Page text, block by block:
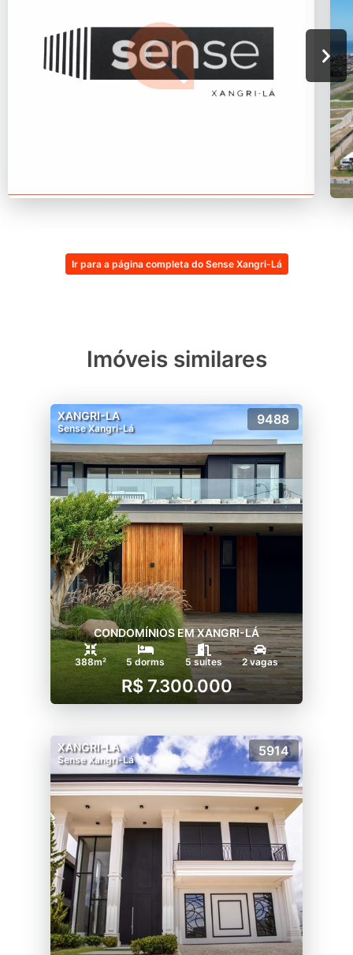
Ir para a página completa do Sense Xangri-Lá
Imóveis similares
XANGRI-LA
Sense Xangri-Lá
9488
CONDOMÍNIOS EM XANGRI-LÁ
388m² 5 dorms 5 suítes 2 vagas
R$ 7.300.000
XANGRI-LA
Sense Xangri-Lá
5914